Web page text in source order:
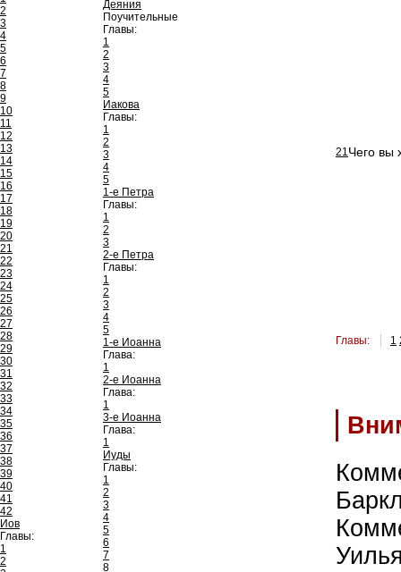
2
3
4
5
6
7
8
9
10
11
12
13
14
15
16
17
18
19
20
21
22
23
24
25
26
27
28
29
30
31
32
33
34
35
36
37
38
39
40
41
42
Иов
Главы:
1
2
Деяния
Поучительные
Главы:
1
2
3
4
5
Иакова
Главы:
1
2
3
4
5
1-е Петра
Главы:
1
2
3
2-е Петра
Главы:
1
2
3
4
5
1-е Иоанна
Глава:
1
2-е Иоанна
Глава:
1
3-е Иоанна
Глава:
1
Иуды
Главы:
1
2
3
4
5
6
7
8
21Чего вы
Главы: 1